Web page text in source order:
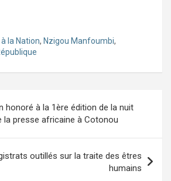
la Nation, Nzigou Manfoumbi,
honoré à la 1ère édition de la nuit
la presse africaine à Cotonou
outillés sur la traite des êtres
humains